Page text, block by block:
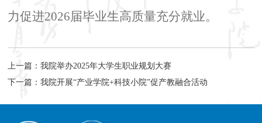
力促进2026届毕业生高质量充分就业。
上一篇：我院举办2025年大学生职业规划大赛
下一篇：我院开展“产业学院+科技小院”促产教融合活动